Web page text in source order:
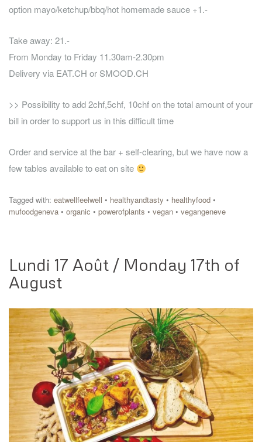
option mayo/ketchup/bbq/hot homemade sauce +1.-
Take away: 21.-
From Monday to Friday 11.30am-2.30pm
Delivery via EAT.CH or SMOOD.CH
>> Possibility to add 2chf,5chf, 10chf on the total amount of your
bill in order to support us in this difficult time
Order and service at the bar + self-clearing, but we have now a
few tables available to eat on site
Tagged with: eatwellfeelwell • healthyandtasty • healthyfood •
mufoodgeneva • organic • powerofplants • vegan • vegangeneve
Lundi 17 Août / Monday 17th of
August